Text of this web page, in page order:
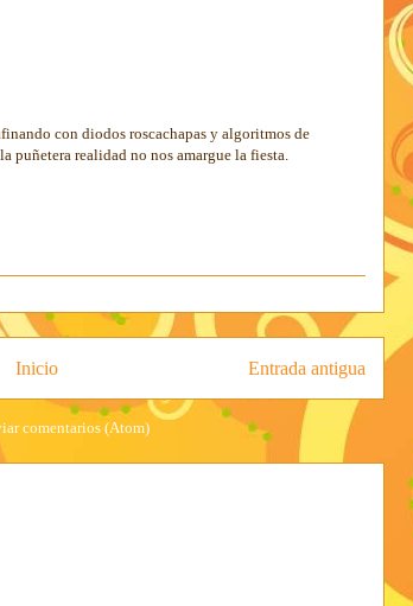
con diodos roscachapas y algoritmos de
puñetera realidad no nos amargue la fiesta.
Entrada antigua
Inicio
comentarios (Atom)